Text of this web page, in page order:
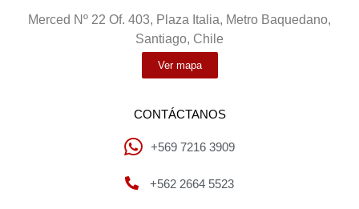
Merced Nº 22 Of. 403, Plaza Italia, Metro Baquedano,
Santiago, Chile
Ver mapa
CONTÁCTANOS
+569 7216 3909
+562 2664 5523